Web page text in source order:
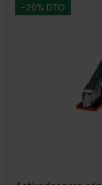
-20% DTO